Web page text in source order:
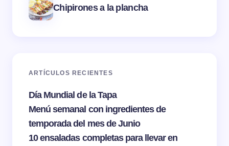
Chipirones a la plancha
ARTÍCULOS RECIENTES
Día Mundial de la Tapa
Menú semanal con ingredientes de
temporada del mes de Junio
10 ensaladas completas para llevar en